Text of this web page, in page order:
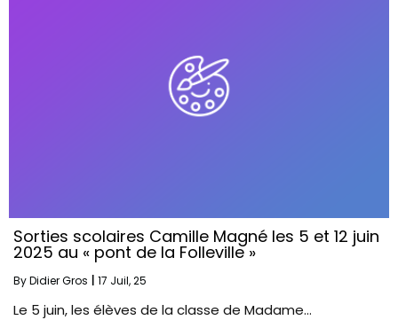
Sorties scolaires Camille Magné les 5 et 12 juin
2025 au « pont de la Folleville »
ByDidier Gros 17 Juil, 25
Le 5 juin, les élèves de la classe de Madame…